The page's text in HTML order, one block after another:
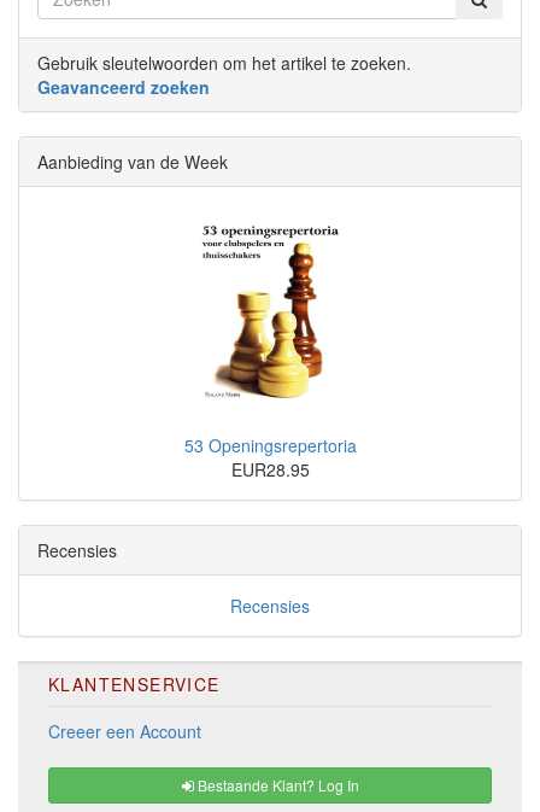
Gebruik sleutelwoorden om het artikel te zoeken.
Geavanceerd zoeken
Aanbieding van de Week
53 Openingsrepertoria
EUR28.95
Recensies
Recensies
KLANTENSERVICE
Creeer een Account
Bestaande Klant? Log In